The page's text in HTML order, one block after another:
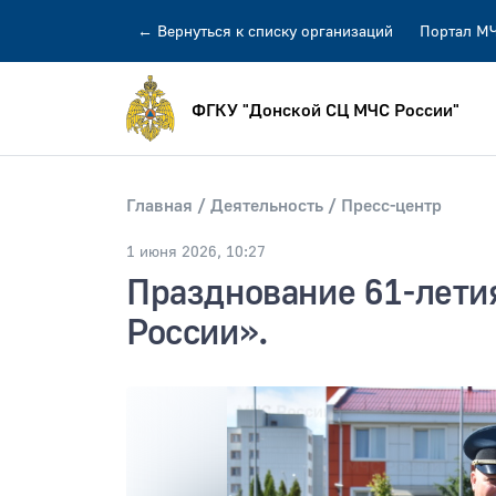
← Вернуться к списку организаций Портал
Искать по:
Публикация не ранее
ФГКУ "Донской СЦ МЧС России"
Главная Деятельность Пресс-центр
1 июня 2026, 10:27
Празднование 61-
России».